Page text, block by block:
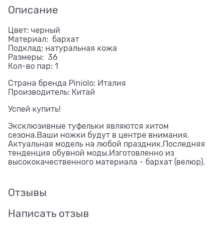
Описание
Цвет: черный
Материал: бархат
Подклад: натуральная кожа
Размеры: 36
Кол-во пар: 1
Страна бренда Piniolo: Италия
Производитель: Китай
Успей купить!
Эксклюзивные туфельки являются хитом
сезона.Ваши ножки будут в центре внимания.
Актуальная модель на любой праздник.Последняя
тенденция обувной моды.Изготовленно из
высококачественного материала - бархат (велюр).
Отзывы
Написать отзыв